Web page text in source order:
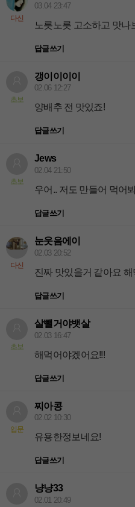
다신
03.04 23:47
노릇노릇 고소하고 맛나
답글쓰기
초보
갱이이이이
02.06 12:27
양배추 전 맛있죠!
답글쓰기
초보
Jews
02.04 21:50
우어.. 저도 만들어 먹어
답글쓰기
다신
눈웃음에이
02.03 20:52
진짜 맛있을거 같아요
답글쓰기
초보
살뺄거야뱃살
02.03 16:47
해먹어야겠어요!!!
답글쓰기
입문
찌아콩
02.02 10:30
유용한정보네요!
답글쓰기
냥냥33
02.01 20:49